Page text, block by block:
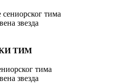
сениорског тима
звезда
ТИМ
тима
звезда